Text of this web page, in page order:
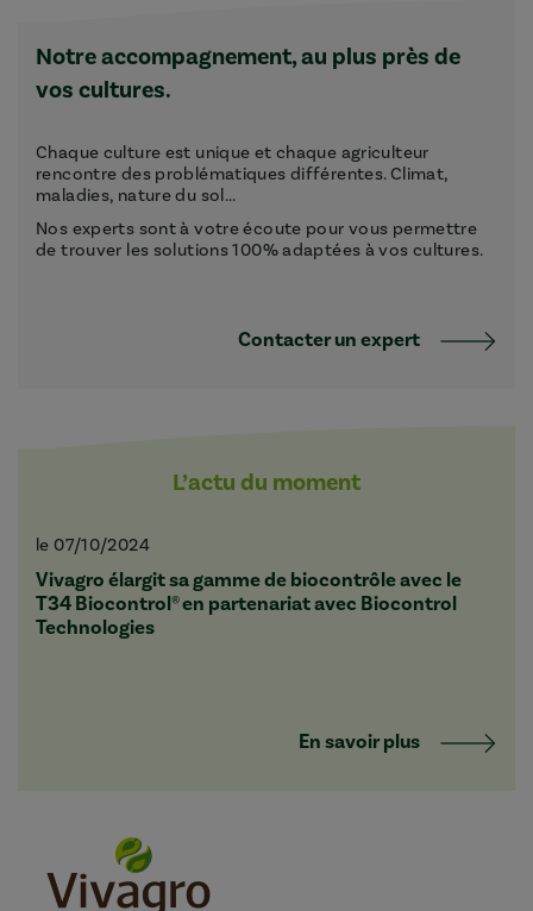
Notre accompagnement, au plus près de
vos cultures.
Chaque culture est unique et chaque agriculteur
rencontre des problématiques différentes. Climat,
maladies, nature du sol...
Nos experts sont à votre écoute pour vous permettre
de trouver les solutions 100% adaptées à vos cultures.
Contacter un expert
L’actu du moment
le 07/10/2024
Vivagro élargit sa gamme de biocontrôle avec le
T34 Biocontrol® en partenariat avec Biocontrol
Technologies
En savoir plus